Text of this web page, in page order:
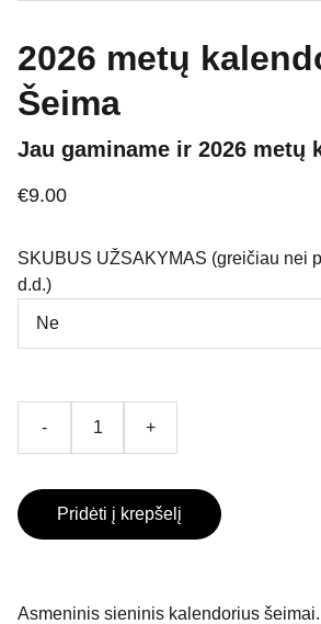
2026 metų
Šeima
Jau gaminame ir 2026 metų
€9.00
SKUBUS UŽSAKYMAS (greičiau nei
d.d.)
- +
Pridėti į krepšelį
Asmeninis sieninis kalendorius šeimai.